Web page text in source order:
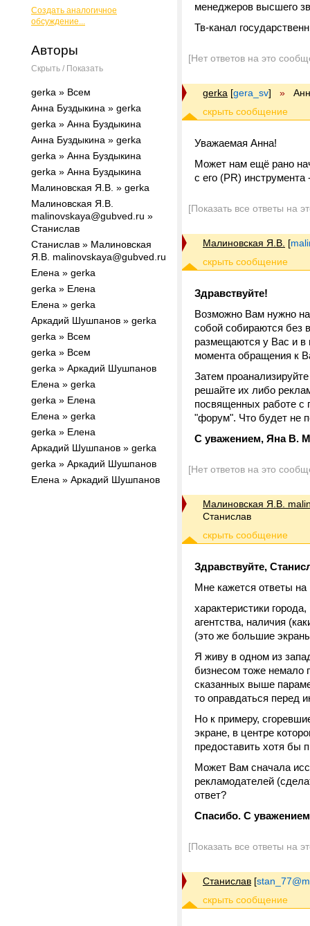
Создать аналогичное
обсуждение...
Авторы
Скрыть / Показать
gerka » Всем
Анна Буздыкина » gerka
gerka » Анна Буздыкина
Анна Буздыкина » gerka
gerka » Анна Буздыкина
gerka » Анна Буздыкина
Малиновская Я.В. » gerka
Малиновская Я.В.
malinovskaya@gubved.ru »
Станислав
Станислав » Малиновская
Я.В. malinovskaya@gubved.ru
Елена » gerka
gerka » Елена
Елена » gerka
Аркадий Шушпанов » gerka
gerka » Всем
gerka » Всем
gerka » Аркадий Шушпанов
Елена » gerka
gerka » Елена
Елена » gerka
gerka » Елена
Аркадий Шушпанов » gerka
gerka » Аркадий Шушпанов
Елена » Аркадий Шушпанов
менеджеров высшего
Тв-канал
[Нет ответов на это
gerka [gera_sv] »
Уважаемая Анна!
Может нам ещё рано
с его (PR)
[Показать все ответы на
Малиновская Я.В. [
Здравствуйте!
Возможно Вам нужно
собой собираются без
размещаются у Вас и в
момента обращения к
Затем
решайте их либо
посвященных работе с
"форум". Что будет не
С уважением, Яна В.
[Нет ответов на это
Малиновская Я.В.
Станислав
Здравствуйте,
Мне кажется ответы на
характеристики
агентства, наличия
(это же большие
Я живу в одном из
бизнесом тоже немало
сказанных выше
то оправдаться перед
Но к примеру,
экране, в центре
предоставить хотя бы
Может Вам сначала
рекламодателей
ответ?
Спасибо. С
[Показать все ответы на
Станислав [